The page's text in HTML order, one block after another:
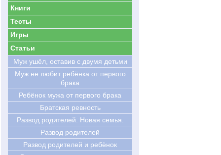
Книги
Тесты
Игры
Статьи
Муж ушёл, оставив с двумя детьми
Муж не любит ребёнка от первого
брака
Ребёнок мужа от первого брака
Братская ревность
Развод родителей. Новая семья.
Развод родителей
Развод родителей и ребёнок